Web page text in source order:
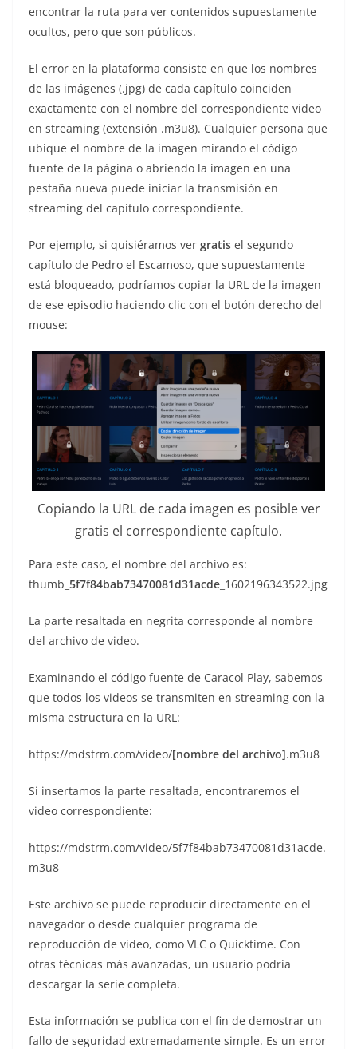
encontrar la ruta para ver contenidos supuestamente
ocultos, pero que son públicos.
El error en la plataforma consiste en que los nombres
de las imágenes (.jpg) de cada capítulo coinciden
exactamente con el nombre del correspondiente video
en streaming (extensión .m3u8). Cualquier persona que
ubique el nombre de la imagen mirando el código
fuente de la página o abriendo la imagen en una
pestaña nueva puede iniciar la transmisión en
streaming del capítulo correspondiente.
Por ejemplo, si quisiéramos ver gratis el segundo
capítulo de Pedro el Escamoso, que supuestamente
está bloqueado, podríamos copiar la URL de la imagen
de ese episodio haciendo clic con el botón derecho del
mouse:
Copiando la URL de cada imagen es posible ver
gratis el correspondiente capítulo.
Para este caso, el nombre del archivo es:
thumb_ 5f7f84bab73470081d31acde _1602196343522.jpg
La parte resaltada en negrita corresponde al nombre
del archivo de video.
Examinando el código fuente de Caracol Play, sabemos
que todos los videos se transmiten en streaming con la
misma estructura en la URL:
https://mdstrm.com/video/[nombre del archivo].m3u8
Si insertamos la parte resaltada, encontraremos el
video correspondiente:
https://mdstrm.com/video/5f7f84bab73470081d31acde.
m3u8
Este archivo se puede reproducir directamente en el
navegador o desde cualquier programa de
reproducción de video, como VLC o Quicktime. Con
otras técnicas más avanzadas, un usuario podría
descargar la serie completa.
Esta información se publica con el fin de demostrar un
fallo de seguridad extremadamente simple. Es un error